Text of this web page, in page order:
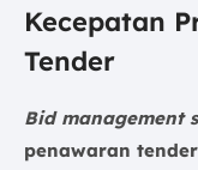
Kecepatan
Tender
Bid management
penawaran tender